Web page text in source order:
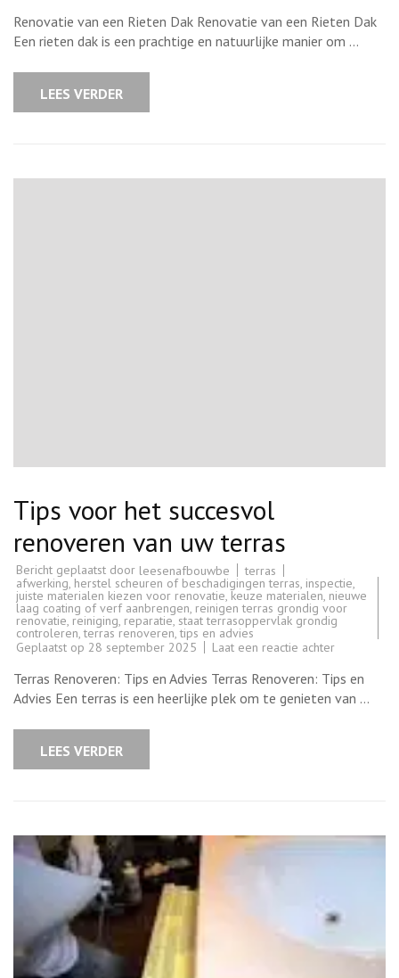
van
een
Rieten
Dak:
Renovatie van een Rieten Dak Renovatie van een Rieten Dak
Een rieten dak is een prachtige en natuurlijke manier om …
LEES VERDER
Tips voor het succesvol
renoveren van uw terras
Bericht geplaatst door leesenafbouwbe
terras
afwerking, herstel scheuren of beschadigingen terras, inspectie,
juiste materialen kiezen voor renovatie,keuze materialen, nieuwe
laag coating of verf aanbrengen, reinigen terras grondig voor
renovatie, reiniging, reparatie, staat terrasoppervlak grondig
controleren,terras renoveren,tips en advies
Geplaatst op 28 september 2025 Laat een reactie achterop
het
succesvol
renoveren
Terras Renoveren: Tips en Advies Terras Renoveren: Tips en
Advies Een terras is een heerlijke plek om te genieten van …
LEES VERDER